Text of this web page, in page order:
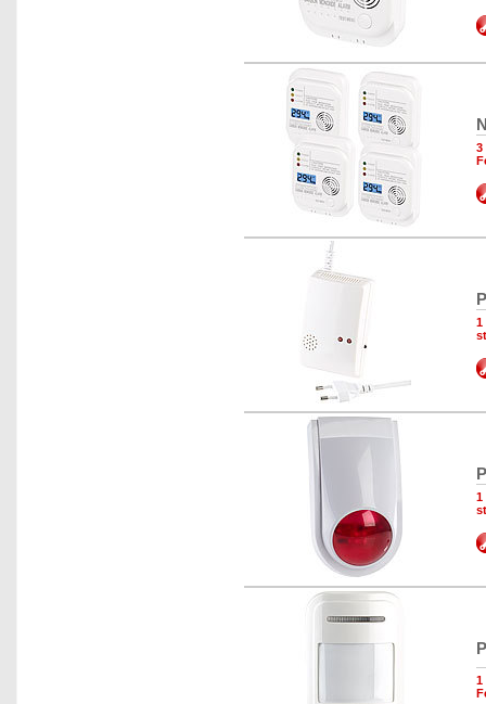
3
1
1
1